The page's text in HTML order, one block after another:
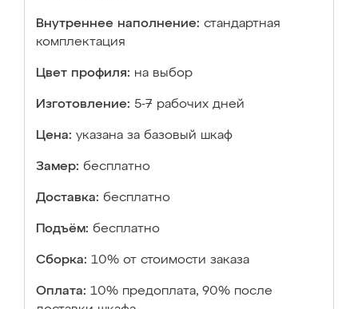
Внутреннее наполнение: стандартная
комплектация
Цвет профиля: на выбор
Изготовление: 5-7 рабочих дней
Цена: указана за базовый шкаф
Замер: бесплатно
Доставка: бесплатно
Подъём: бесплатно
Сборка: 10% от стоимости заказа
Оплата: 10% предоплата, 90% после